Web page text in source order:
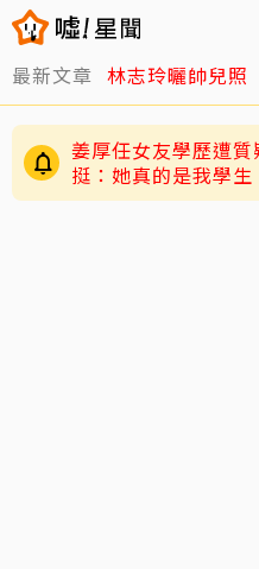
最新文章 林志玲曬帥兒照
周杰倫太敢講！劉畊
點 竟被勸「露肌肉
姜厚任女友學歷遭
挺：她真的是我學生